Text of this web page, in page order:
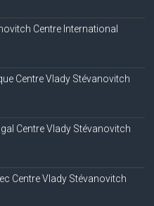
Centre International
Centre Vlady Stévanovitch
Centre Vlady Stévanovitch
Centre Vlady Stévanovitch